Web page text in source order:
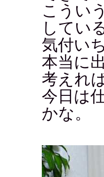
こうい
してい
気付い
本当に
考えれ
今日は
かな。